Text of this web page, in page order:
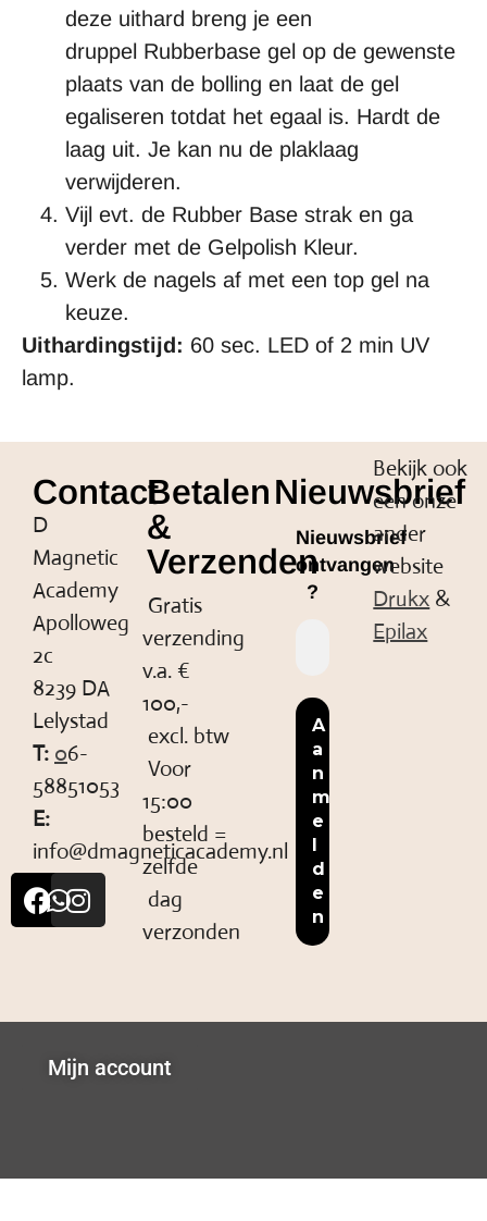
deze uithard breng je een
druppel Rubberbase gel op de gewenste
plaats van de bolling en laat de gel
egaliseren totdat het egaal is. Hardt de
laag uit. Je kan nu de plaklaag
verwijderen.
Vijl evt. de Rubber Base strak en ga
verder met de Gelpolish Kleur.
Werk de nagels af met een top gel na
keuze.
Uithardingstijd: 60 sec. LED of 2 min UV
lamp.
Contact
D
Magnetic
Academy
Apolloweg
2c
8239 DA
Lelystad
T: 06-
58851053
E:
info@dmagneticacademy.nl
Betalen
&
Verzenden
Gratis
verzending
v.a. €
100,-
excl. btw
Voor
15:00
besteld =
zelfde
dag
verzonden
Nieuwsbrief
Nieuwsbrief
ontvangen
?
Bekijk ook
een onze
ander
website
Drukx &
Epilax
Mijn account